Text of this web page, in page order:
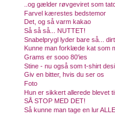
..og gælder røvgeviret som
Farvel kærestes bedstemor
Det, og så varm kakao
Så så så... NUTTET!
Snabelprygl lyder bare så...
Kunne man forklæde kat som
Grams er sooo 80'ies
Stine - nu også som t-shirt
Giv en bitter, hvis du ser os
Foto
Hun er sikkert allerede blevet
SÅ STOP MED DET!
Så kunne man tage en lur